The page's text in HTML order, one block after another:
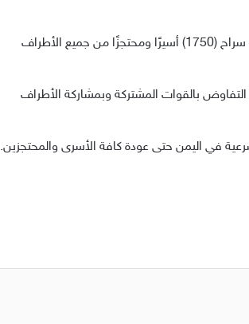
صرّح المتحدث الرسمي باسم قوات التحالف “تحالف دعم الشرعية في اليمن” اللواء الركن تركي المالكي، عن توقيع اتفاق إطلاق سراح (1750) أسيرًا ومحتجزًا من جميع الأطراف
بالعاصمة الأردنية (عمّان) وبحضور لجنة التفاوض بالقوات المشتركة وبمشاركة الأطراف
في اليمن حتى عودة كافة الأسرى والمحتجزين.